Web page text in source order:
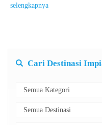
selengkapnya
Cari Destinasi